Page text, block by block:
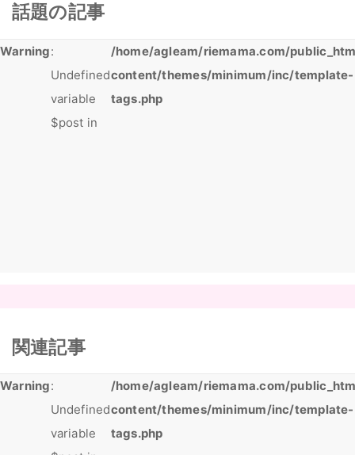
話題の記事
Warning:
Undefined
variable
$post in
/home/agleam/riemama.com/
content/themes/minimum/inc/template-
tags.php
関連記事
Warning:
Undefined
variable
/home/agleam/riemama.com/
content/themes/minimum/inc/template-
tags.php